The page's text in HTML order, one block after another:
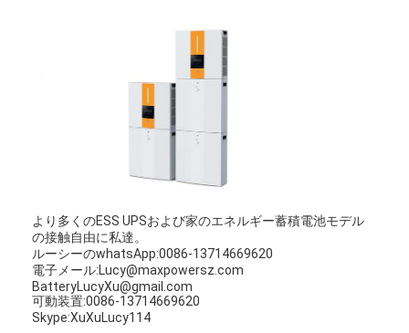
より多くのESS UPSおよび家のエネルギー蓄積電池モデル
の接触自由に私達。
ルーシーのwhatsApp:0086-13714669620
電子メール:Lucy@maxpowersz.com
BatteryLucyXu@gmail.com
可動装置:0086-13714669620
Skype:XuXuLucy114